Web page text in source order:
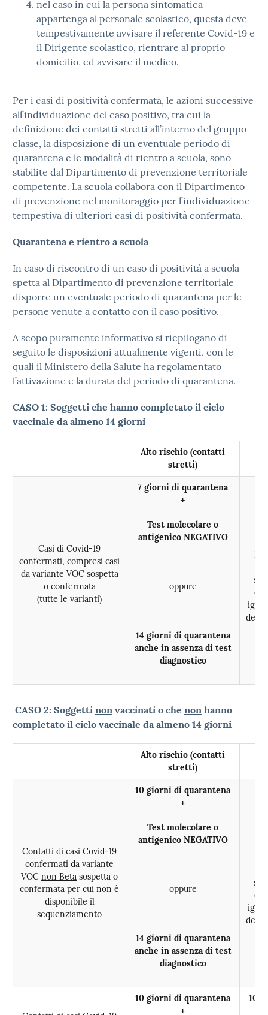
nel caso in cui la persona sintomatica
appartenga al personale scolastico, questa deve
tempestivamente avvisare il referente Covid-19 e
il Dirigente scolastico, rientrare al proprio
domicilio, ed avvisare il medico.
Per i casi di positività confermata, le azioni successive
all’individuazione del caso positivo, tra cui la
definizione dei contatti stretti all’interno del gruppo
classe, la disposizione di un eventuale periodo di
quarantena e le modalità di rientro a scuola, sono
stabilite dal Dipartimento di prevenzione territoriale
competente. La scuola collabora con il Dipartimento
di prevenzione nel monitoraggio per l’individuazione
tempestiva di ulteriori casi di positività confermata.
Quarantena e rientro a scuola
In caso di riscontro di un caso di positività a scuola
spetta al Dipartimento di prevenzione territoriale
disporre un eventuale periodo di quarantena per le
persone venute a contatto con il caso positivo.
A scopo puramente informativo si riepilogano di
seguito le disposizioni attualmente vigenti, con le
quali il Ministero della Salute ha regolamentato
l’attivazione e la durata del periodo di quarantena.
CASO 1: Soggetti che hanno completato il ciclo
vaccinale da almeno 14 giorni
Alto rischio (contatti
stretti)
Casi di Covid-19
confermati, compresi casi
da variante VOC sospetta
o confermata
(tutte le varianti)
7 giorni di quarantena
+
Test molecolare o
antigenico NEGATIVO
oppure
14 giorni di quarantena
anche in assenza di test
diagnostico
delle
CASO 2: Soggetti non vaccinati o che non hanno
completato il ciclo vaccinale da almeno 14 giorni
Alto rischio (contatti
stretti)
Contatti di casi Covid-19
confermati da variante
VOC non Beta sospetta o
confermata per cui non è
disponibile il
sequenziamento
10 giorni di quarantena
+
Test molecolare o
antigenico NEGATIVO
oppure
14 giorni di quarantena
anche in assenza di test
diagnostico
delle
10 giorni di quarantena
+
10